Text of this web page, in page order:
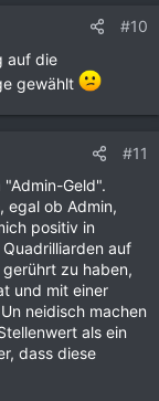
#10
auf die
gewählt
#11
Geld".
egal ob Admin,
positiv in
auf
zu haben,
und mit einer
neidisch machen
als ein
dass diese